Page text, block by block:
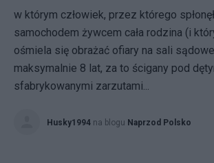
w którym człowiek, przez którego
samochodem żywcem cała rodzina (i
ośmiela się obrażać ofiary na sali
maksymalnie 8 lat, za to ścigany pod
sfabrykowanymi zarzutami...
Husky1994 na blogu Naprzod Polsko